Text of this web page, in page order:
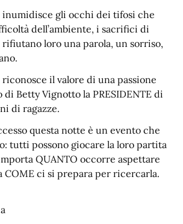
gli occhi dei tifosi che
dell’ambiente, i sacrifici di
rifiutano loro una parola, un sorriso,
il valore di una passione
di Betty Vignotto la PRESIDENTE di
di ragazze.
questa notte è un evento che
tutti possono giocare la loro partita
QUANTO occorre aspettare
COME ci si prepara per ricercarla.